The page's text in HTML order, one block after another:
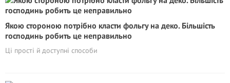
Якою стороною потрібно класти фольгу на деко. Більшість
господинь робить це неправильно
Ці прості й доступні способи